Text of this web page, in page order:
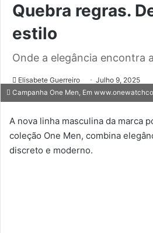
Quebra regras.
estilo
Onde a elegância encontra
Elisabete Guerreiro Julho 9, 2025
Campanha One Men, Em
A nova linha masculina da marca
coleção One Men, combina
discreto e moderno.